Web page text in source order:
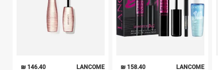
146.40 ₪
LANCOME
158.40 ₪
LANCOME